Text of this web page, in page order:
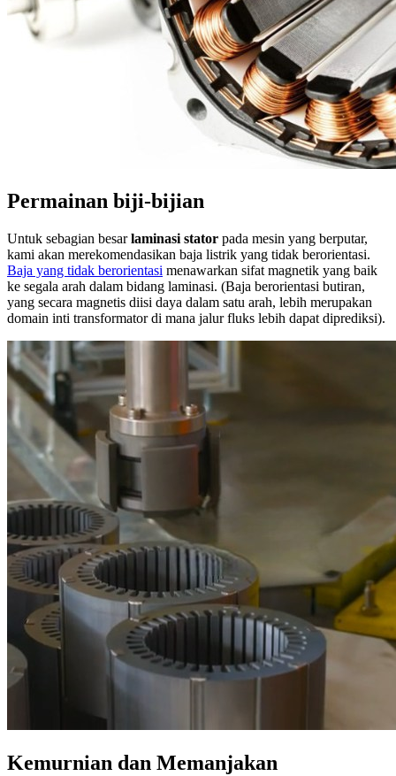
Permainan biji-bijian
Untuk sebagian besarlaminasi stator pada mesin yang berputar,
kami akan merekomendasikan baja listrik yang tidak berorientasi.
Baja yang tidak berorientasi menawarkan sifat magnetik yang baik
ke segala arah dalam bidang laminasi. (Baja berorientasi butiran,
yang secara magnetis diisi daya dalam satu arah, lebih merupakan
domain inti transformator di mana jalur fluks lebih dapat diprediksi).
Kemurnian dan Memanjakan